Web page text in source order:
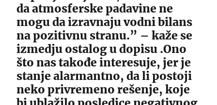
da atmosferske padavine ne
mogu da izravnaju vodni bilans
na pozitivnu stranu.” – kaže se
izmedju ostalog u dopisu .Ono
što nas takođe interesuje, jer je
stanje alarmantno, da li postoji
neko privremeno rešenje, koje